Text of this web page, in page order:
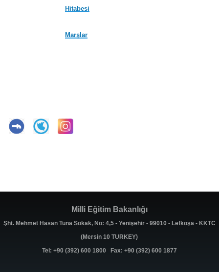
Hitabesi
Marşlar
Milli Eğitim Bakanlığı
Şht. Mehmet Hasan Tuna Sokak, No: 4,5 - Yenişehir - 99010 - Lefkoşa - KKTC
(Mersin 10 TURKEY)
Tel: +90 (392) 600 1800 Fax: +90 (392) 600 1877